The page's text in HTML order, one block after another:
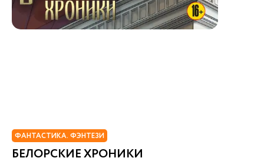
ФАНТАСТИКА. ФЭНТЕЗИ
БЕЛОРСКИЕ ХРОНИКИ